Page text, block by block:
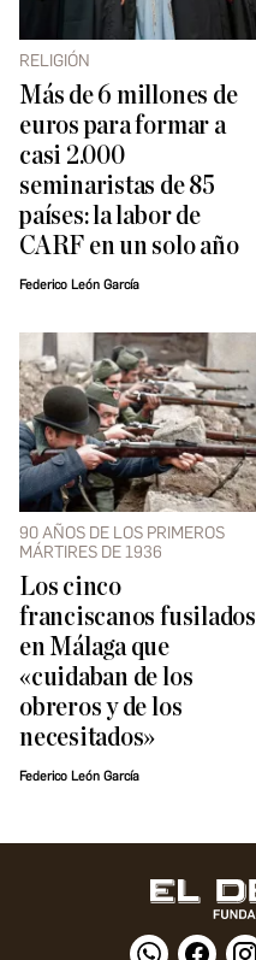
RELIGIÓN
Más de 6 millones de
euros para formar a
casi 2.000
seminaristas de 85
países: la labor de
CARF en un solo año
Federico León García
90 AÑOS DE LOS PRIMEROS
MÁRTIRES DE 1936
Los cinco
franciscanos fusilados
en Málaga que
«cuidaban de los
obreros y de los
necesitados»
Federico León García